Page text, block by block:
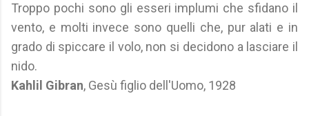
Troppo pochi sono gli esseri implumi che sfidano il
vento, e molti invece sono quelli che, pur alati e in
grado di spiccare il volo, non si decidono a lasciare il
nido.
Kahlil Gibran, Gesù figlio dell'Uomo, 1928